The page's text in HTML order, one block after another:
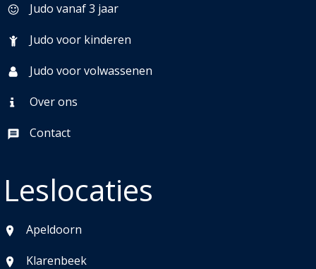
Judo vanaf 3 jaar
Judo voor kinderen
Judo voor volwassenen
Over ons
Contact
Leslocaties
Apeldoorn
Klarenbeek